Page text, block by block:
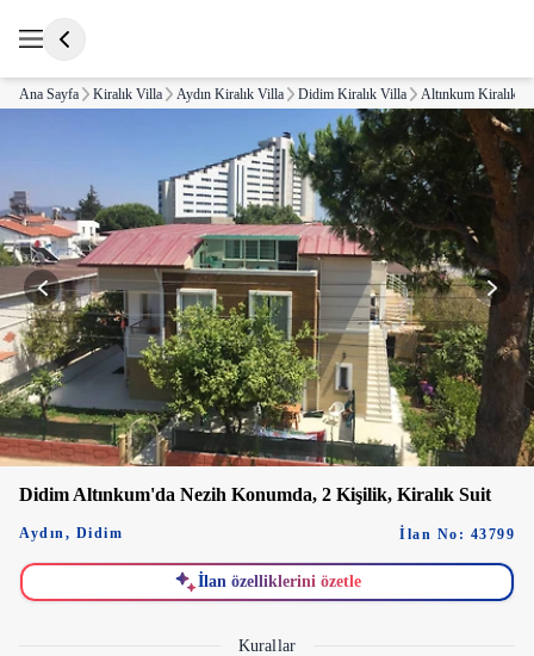
Ana Sayfa Kiralık Villa Aydın Kiralık Villa Didim Kiralık Villa Altınkum Kiralık
Didim Altınkum'da Nezih Konumda, 2 Kişilik, Kiralık Suit
Aydın, Didim İlan No: 43799
İlan özelliklerini özetle
Kurallar